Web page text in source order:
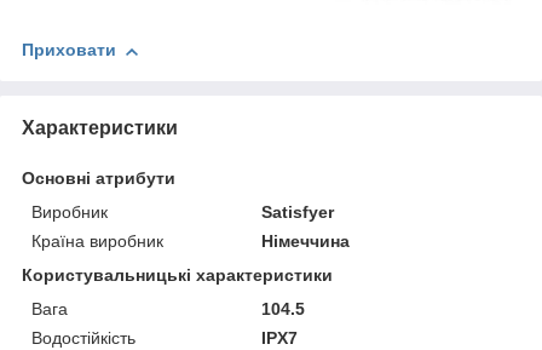
Приховати
Характеристики
Основні атрибути
Виробник
Satisfyer
Країна виробник
Німеччина
Користувальницькі характеристики
Вага
104.5
Водостійкість
IPX7